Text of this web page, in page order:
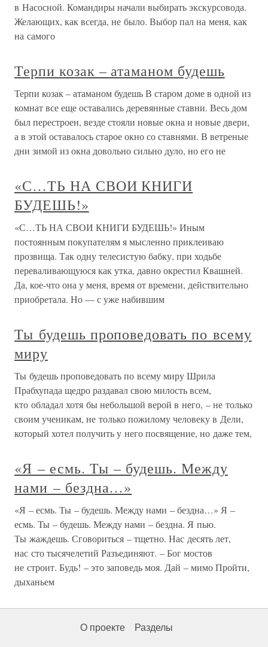
в Насосной. Командиры начали выбирать экскурсовода.
Желающих, как всегда, не было. Выбор пал на меня, как
на самого
Терпи козак – атаманом будешь
Терпи козак – атаманом будешь В старом доме в одной из
комнат все еще оставались деревянные ставни. Весь дом
был перестроен, везде стояли новые окна и новые двери,
а в этой оставалось старое окно со ставнями. В ветреные
дни зимой из окна довольно сильно дуло, но его не
«С…ТЬ НА СВОИ КНИГИ
БУДЕШЬ!»
«С…ТЬ НА СВОИ КНИГИ БУДЕШЬ!» Иным
постоянным покупателям я мысленно приклеиваю
прозвища. Так одну телесистую бабку, при ходьбе
переваливающуюся как утка, давно окрестил Квашней.
Да, кое-что она у меня, время от времени, действительно
приобретала. Но — с уже набившим
Ты будешь проповедовать по всему
миру
Ты будешь проповедовать по всему миру Шрила
Прабхупада щедро раздавал свою милость всем,
кто обладал хотя бы небольшой верой в него, – не только
своим ученикам, не только пожилому человеку в Дели,
который хотел получить у него посвящение, но даже тем,
«Я – есмь. Ты – будешь. Между
нами – бездна…»
«Я – есмь. Ты – будешь. Между нами – бездна…» Я –
есмь. Ты – будешь. Между нами – бездна. Я пью.
Ты жаждешь. Сговориться – тщетно. Нас десять лет,
нас сто тысячелетий Разъединяют. – Бог мостов
не строит. Будь! – это заповедь моя. Дай – мимо Пройти,
дыханьем
О проекте Разделы